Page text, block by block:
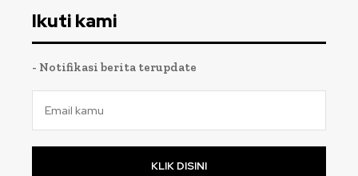
Ikuti kami
- Notifikasi berita terupdate
KLIK DISINI